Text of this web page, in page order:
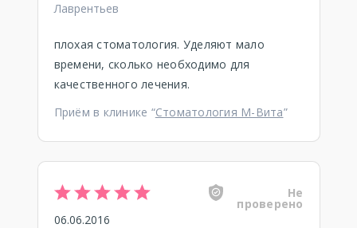
Лаврентьев
плохая стоматология. Уделяют мало
времени, сколько необходимо для
качественного лечения.
Приём в клинике “Стоматология М-Вита”
Не
проверено
06.06.2016